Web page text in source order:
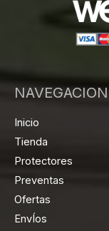
NAVEGACION
Inicio
Tienda
Protectores
Preventas
Ofertas
EnvÍos